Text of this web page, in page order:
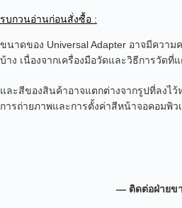
รบกวนอ่านก่อนสั่งซื้อ :
ขนาดของ Universal Adapter อาจมีความ
บ้าง เนื่องจากเครื่องมือวัดและวิธีการวัดที่
และสีของสินค้าอาจแตกต่างจากรูปที่ลงไว้
การถ่ายภาพและการตั้งค่าสีหน้าจอคอมพิว
— ติดต่อฝ่ายข